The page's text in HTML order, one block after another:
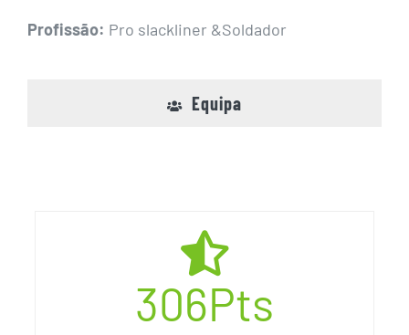
Profissão: Pro slackliner &Soldador
Equipa
306Pts